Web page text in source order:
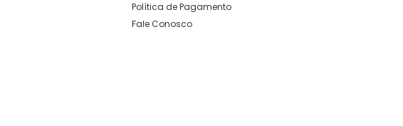
Política de Pagamento
Fale Conosco